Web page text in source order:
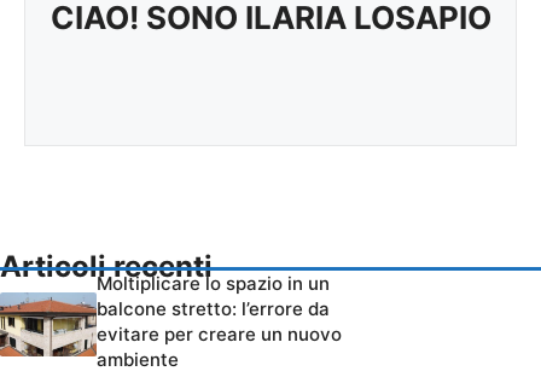
CIAO! SONO ILARIA LOSAPIO
Articoli recenti
Moltiplicare lo spazio in un
balcone stretto: l’errore da
evitare per creare un nuovo
ambiente